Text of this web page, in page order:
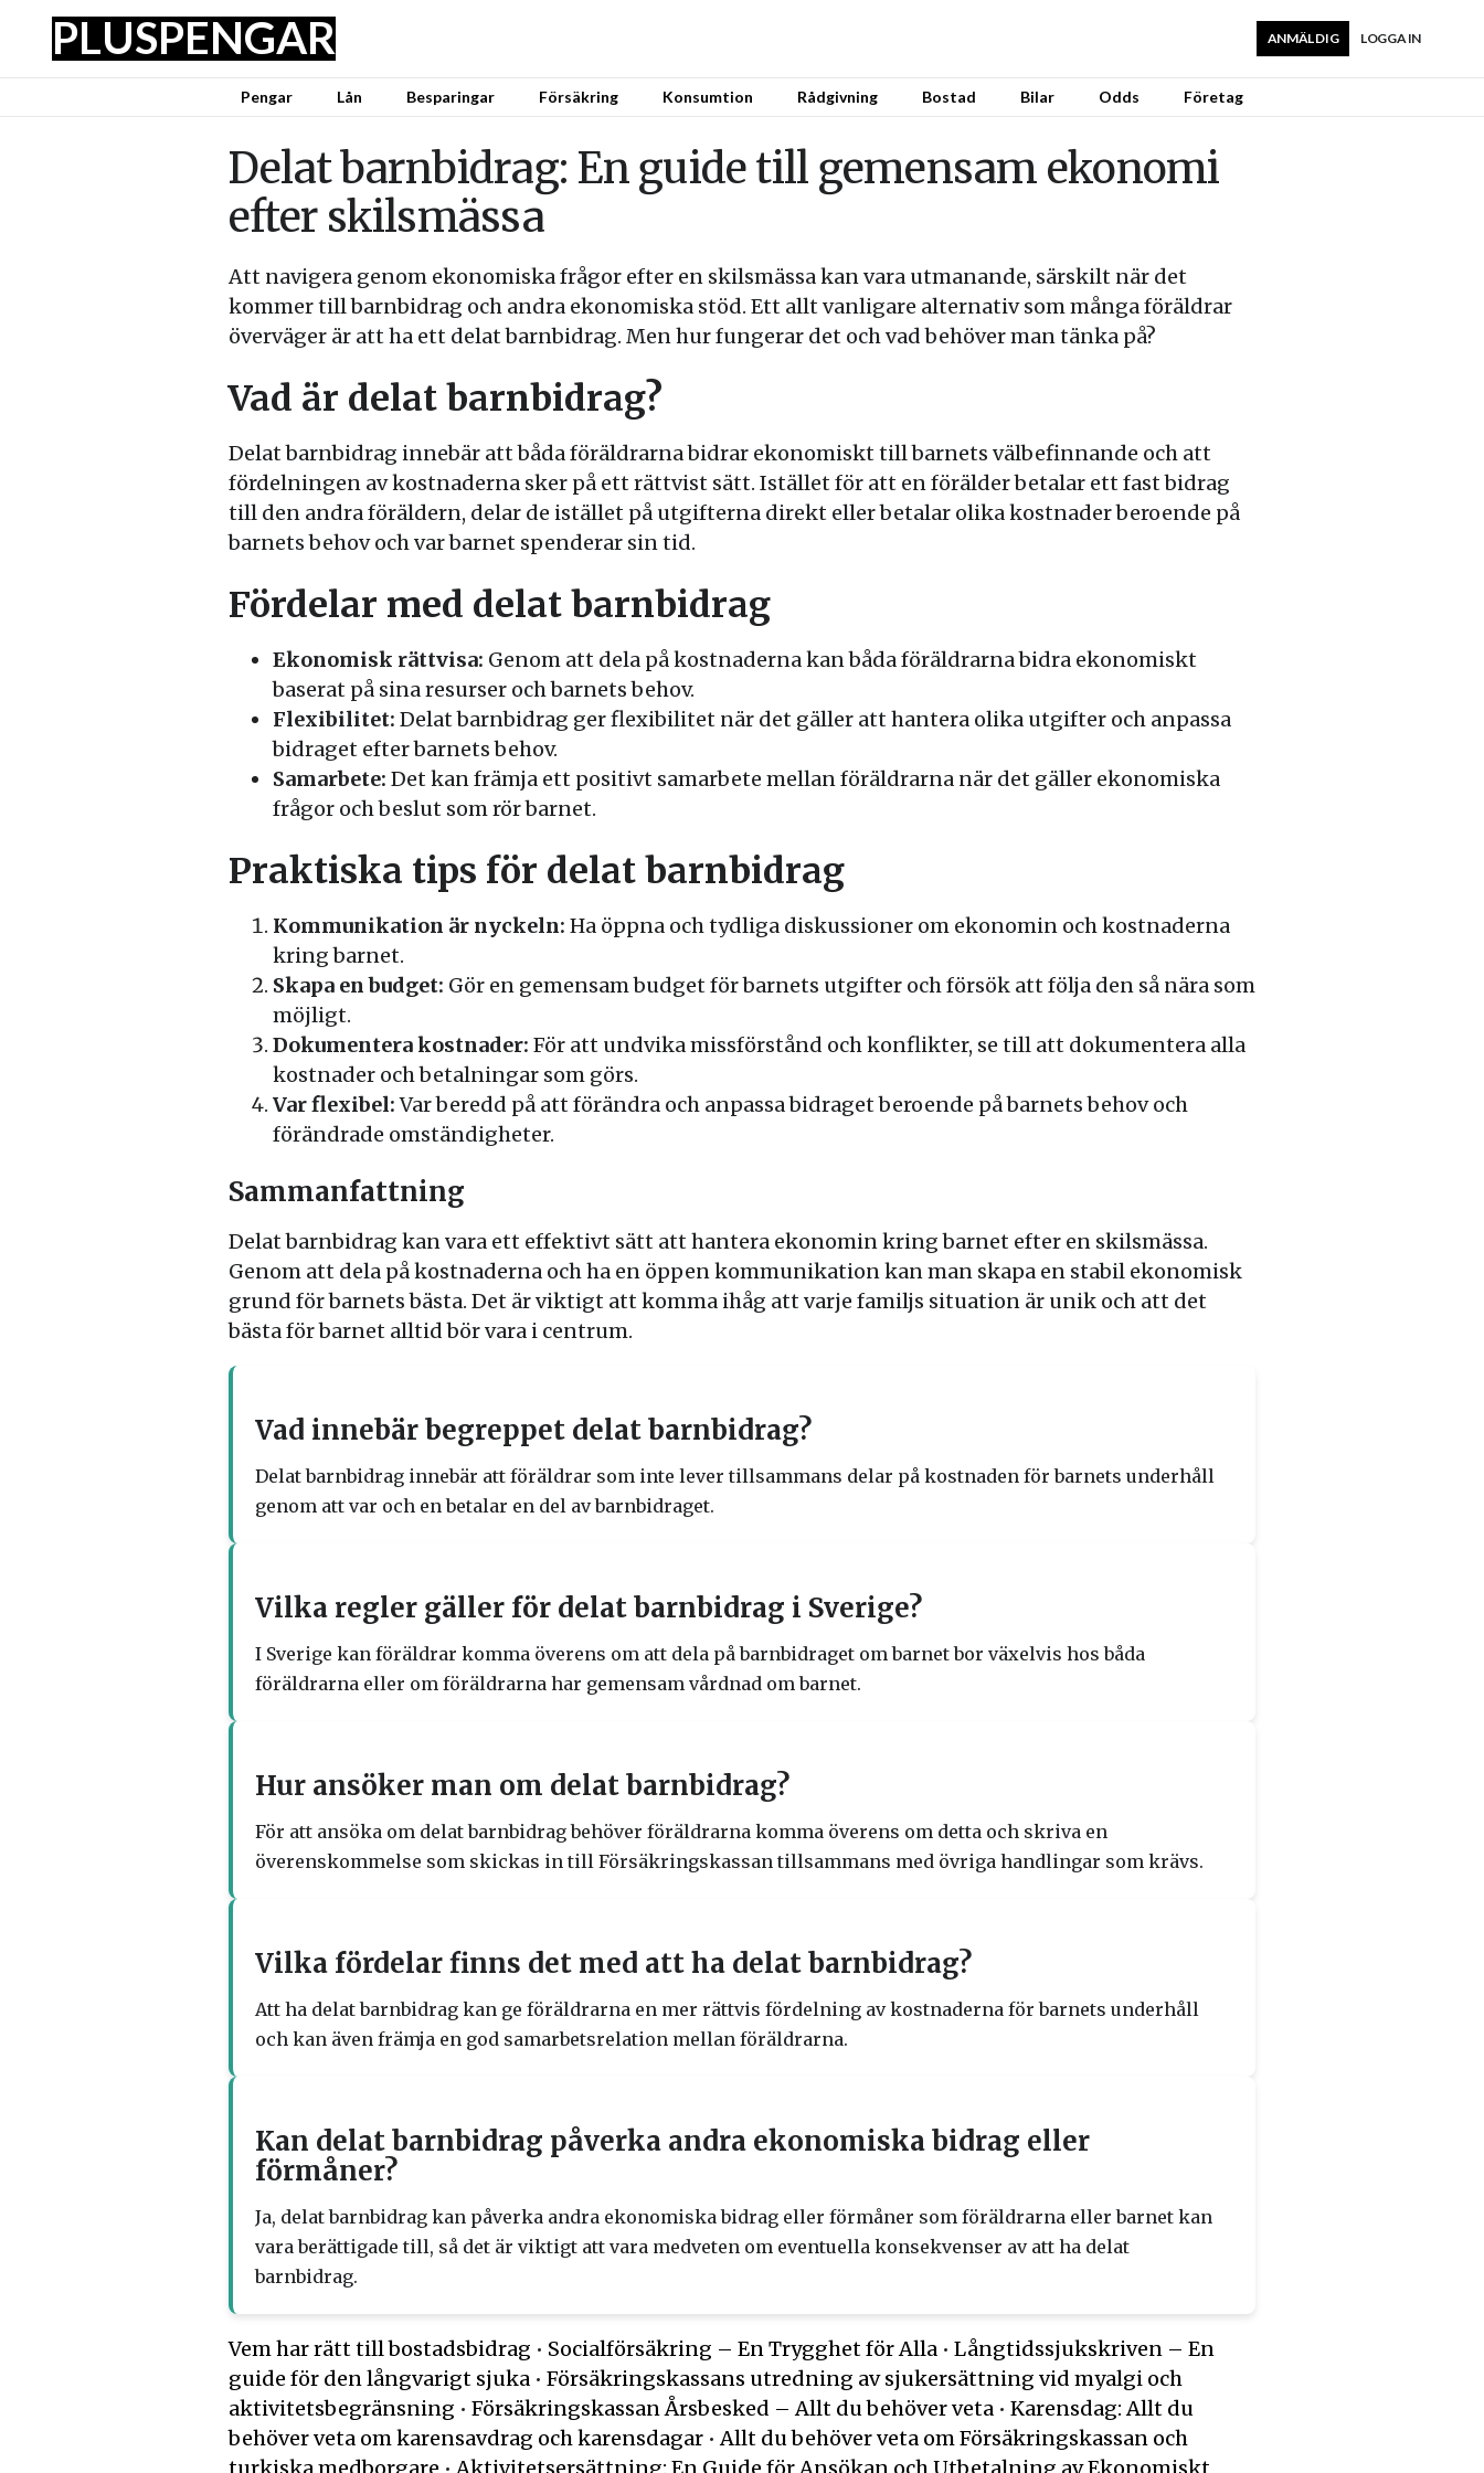
PLUSPENGAR LOGGA IN
ANMÄL DIG
Pengar Lån Besparingar Försäkring Konsumtion Rådgivning Bostad Bilar Odds Företag
Delat barnbidrag: En guide till gemensam ekonomi
efter skilsmässa
Att navigera genom ekonomiska frågor efter en skilsmässa kan vara utmanande, särskilt när det
kommer till barnbidrag och andra ekonomiska stöd. Ett allt vanligare alternativ som många föräldrar
överväger är att ha ett delat barnbidrag. Men hur fungerar det och vad behöver man tänka på?
Vad är delat barnbidrag?
Delat barnbidrag innebär att båda föräldrarna bidrar ekonomiskt till barnets välbefinnande och att
fördelningen av kostnaderna sker på ett rättvist sätt. Istället för att en förälder betalar ett fast bidrag
till den andra föräldern, delar de istället på utgifterna direkt eller betalar olika kostnader beroende på
barnets behov och var barnet spenderar sin tid.
Fördelar med delat barnbidrag
Ekonomisk rättvisa: Genom att dela på kostnaderna kan båda föräldrarna bidra ekonomiskt
baserat på sina resurser och barnets behov.
Flexibilitet: Delat barnbidrag ger flexibilitet när det gäller att hantera olika utgifter och anpassa
bidraget efter barnets behov.
Samarbete: Det kan främja ett positivt samarbete mellan föräldrarna när det gäller ekonomiska
frågor och beslut som rör barnet.
Praktiska tips för delat barnbidrag
Kommunikation är nyckeln: Ha öppna och tydliga diskussioner om ekonomin och kostnaderna
kring barnet.
Skapa en budget: Gör en gemensam budget för barnets utgifter och försök att följa den så nära som
möjligt.
Dokumentera kostnader: För att undvika missförstånd och konflikter, se till att dokumentera alla
kostnader och betalningar som görs.
Var flexibel:Var beredd på att förändra och anpassa bidraget beroende på barnets behov och
förändrade omständigheter.
Sammanfattning
Delat barnbidrag kan vara ett effektivt sätt att hantera ekonomin kring barnet efter en skilsmässa.
Genom att dela på kostnaderna och ha en öppen kommunikation kan man skapa en stabil ekonomisk
grund för barnets bästa. Det är viktigt att komma ihåg att varje familjs situation är unik och att det
bästa för barnet alltid bör vara i centrum.
Vad innebär begreppet delat barnbidrag?
Delat barnbidrag innebär att föräldrar som inte lever tillsammans delar på kostnaden för barnets underhåll
genom att var och en betalar en del av barnbidraget.
Vilka regler gäller för delat barnbidrag i Sverige?
I Sverige kan föräldrar komma överens om att dela på barnbidraget om barnet bor växelvis hos båda
föräldrarna eller om föräldrarna har gemensam vårdnad om barnet.
Hur ansöker man om delat barnbidrag?
För att ansöka om delat barnbidrag behöver föräldrarna komma överens om detta och skriva en
överenskommelse som skickas in till Försäkringskassan tillsammans med övriga handlingar som krävs.
Vilka fördelar finns det med att ha delat barnbidrag?
Att ha delat barnbidrag kan ge föräldrarna en mer rättvis fördelning av kostnaderna för barnets underhåll
och kan även främja en god samarbetsrelation mellan föräldrarna.
Kan delat barnbidrag påverka andra ekonomiska bidrag eller
förmåner?
Ja, delat barnbidrag kan påverka andra ekonomiska bidrag eller förmåner som föräldrarna eller barnet kan
vara berättigade till, så det är viktigt att vara medveten om eventuella konsekvenser av att ha delat
barnbidrag.
Vem har rätt till bostadsbidrag • Socialförsäkring – En Trygghet för Alla • Långtidssjukskriven – En
guide för den långvarigt sjuka • Försäkringskassans utredning av sjukersättning vid myalgi och
aktivitetsbegränsning • Försäkringskassan Årsbesked – Allt du behöver veta • Karensdag: Allt du
behöver veta om karensavdrag och karensdagar •Allt du behöver veta om Försäkringskassan och